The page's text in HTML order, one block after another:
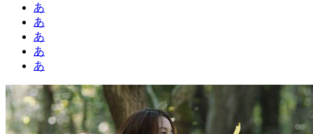
あ
あ
あ
あ
あ